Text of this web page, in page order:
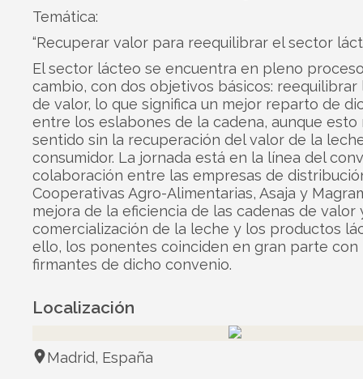
Temática:
“Recuperar valor para reequilibrar el sector
El sector lácteo se encuentra en pleno
cambio, con dos objetivos básicos: reequilibrar
de valor, lo que significa un mejor reparto de
entre los eslabones de la cadena, aunque esto
sentido sin la recuperación del valor de la
consumidor. La jornada está en la línea del
colaboración entre las empresas de
Cooperativas Agro-Alimentarias, Asaja y
mejora de la eficiencia de las cadenas de valor
comercialización de la leche y los productos
ello, los ponentes coinciden en gran parte con
firmantes de dicho convenio.
Localización
Madrid, España